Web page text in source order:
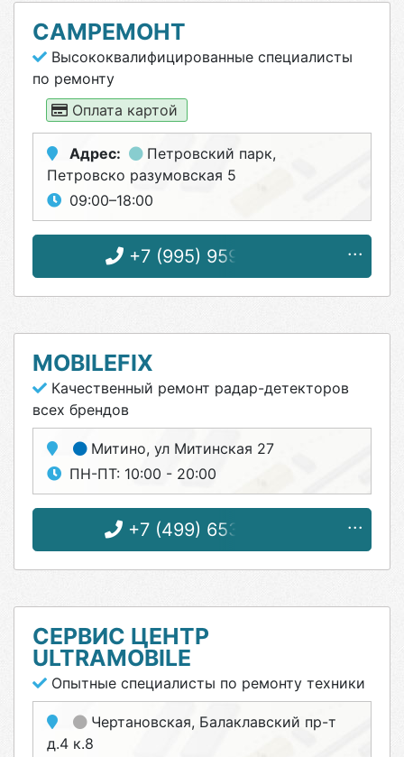
САМРЕМОНТ
Высококвалифицированные специалисты
по ремонту
Оплата картой
Адрес: Петровский парк,
Петровско разумовская 5
09:00–18:00
+7 (995) 959-99-59
MOBILEFIX
Качественный ремонт радар-детекторов
всех брендов
Митино, ул Митинская 27
ПН-ПТ: 10:00 - 20:00
+7 (499) 653-50-87
СЕРВИС ЦЕНТР
ULTRAMOBILE
Опытные специалисты по ремонту техники
Чертановская, Балаклавский пр-т
д.4 к.8